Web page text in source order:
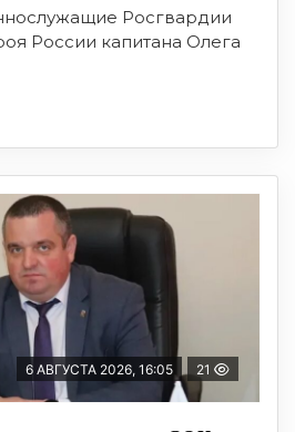
Росгвардии
России капитана Олега
6 АВГУСТА 2026, 16:05 21